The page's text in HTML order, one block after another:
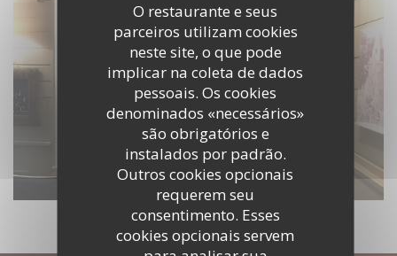
O restaurante e seus
parceiros utilizam cookies
neste site, o que pode
implicar na coleta de dados
pessoais. Os cookies
denominados «necessários»
são obrigatórios e
instalados por padrão.
Outros cookies opcionais
requerem seu
consentimento. Esses
cookies opcionais servem